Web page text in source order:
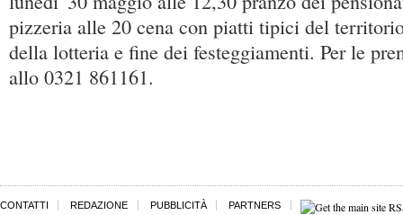
pizzeria alle 20 cena con piatti tipici del
della lotteria e fine dei festeggiamenti. Per le
allo 0321 861161.
CONTATTI REDAZIONE PUBBLICITÀ PARTNERS